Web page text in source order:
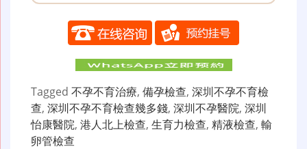
Tagged 不孕不育治療, 備孕檢查, 深圳不孕不育檢
查, 深圳不孕不育檢查幾多錢, 深圳不孕醫院, 深圳
怡康醫院, 港人北上檢查, 生育力檢查, 精液檢查, 輸
卵管檢查